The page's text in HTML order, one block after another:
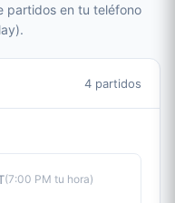
partidos en tu teléfono
4 partidos
(7:00 PM tu hora)